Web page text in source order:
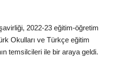
2022-23 eğitim-öğretim
Okulları ve Türkçe eğitim
temsilcileri ile bir araya geldi.